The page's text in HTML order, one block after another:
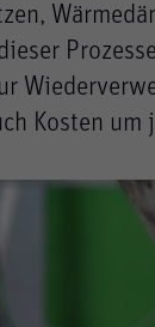
Kosten